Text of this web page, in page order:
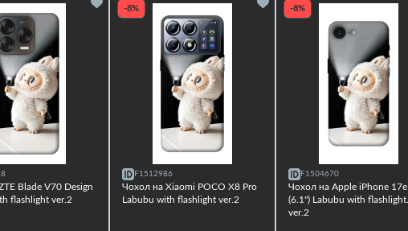
Blade V70 Design
flashlight ver.2
-8%
F1512986
Чохол на Xiaomi POCO X8 Pro
Labubu with flashlight ver.2
-8%
F1504670
Чохол на Apple iPhone 17e
(6.1") Labubu with flashlight
ver.2